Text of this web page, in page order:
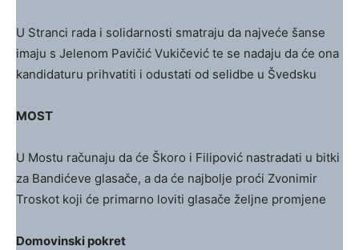
U Stranci rada i solidarnosti smatraju da najveće šanse
imaju s Jelenom Pavičić Vukičević te se nadaju da će ona
kandidaturu prihvatiti i odustati od selidbe u Švedsku
MOST
U Mostu računaju da će Škoro i Filipović nastradati u bitki
za Bandićeve glasače, a da će najbolje proći Zvonimir
Troskot koji će primarno loviti glasače željne promjene
Domovinski pokret